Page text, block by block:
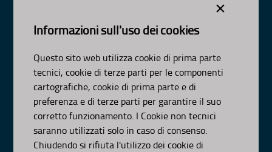
×
Informazioni sull'uso dei cookies
Questo sito web utilizza cookie di prima parte
tecnici, cookie di terze parti per le componenti
cartografiche, cookie di prima parte e di
preferenza e di terze parti per garantire il suo
corretto funzionamento. I Cookie non tecnici
saranno utilizzati solo in caso di consenso.
Chiudendo si rifiuta l'utilizzo dei cookie di
© Regione Puglia
XI-Az-11.1
Organizzazione
Pianificazione
Programmazione